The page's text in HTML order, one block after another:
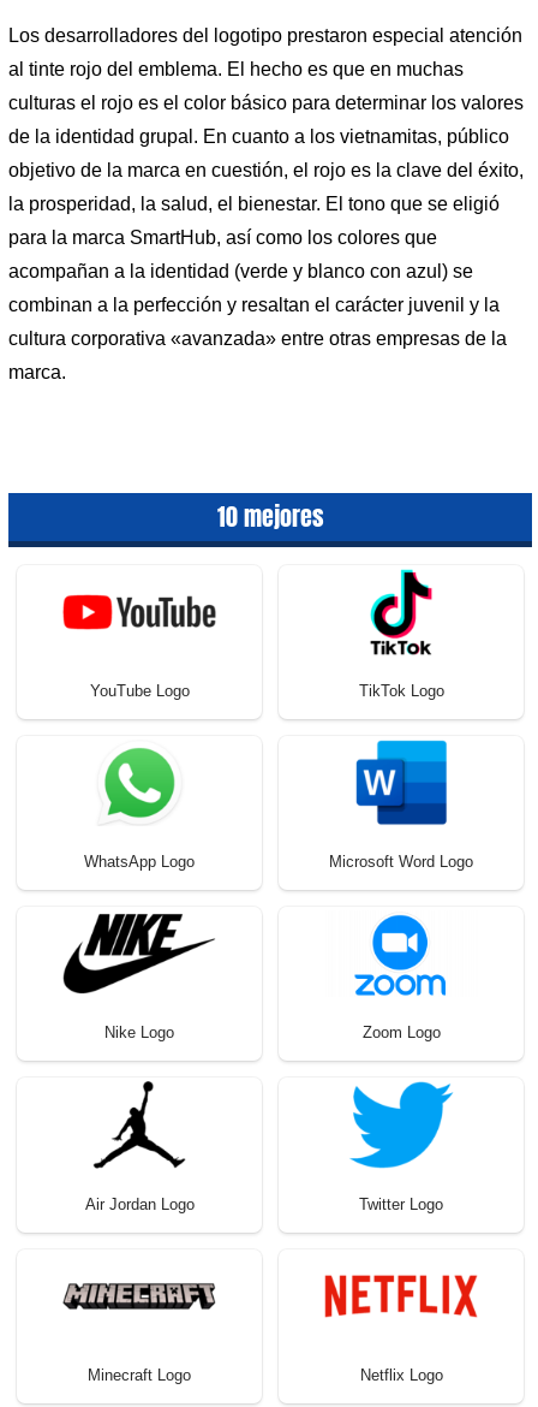
Los desarrolladores del logotipo prestaron especial atención
al tinte rojo del emblema. El hecho es que en muchas
culturas el rojo es el color básico para determinar los valores
de la identidad grupal. En cuanto a los vietnamitas, público
objetivo de la marca en cuestión, el rojo es la clave del éxito,
la prosperidad, la salud, el bienestar. El tono que se eligió
para la marca SmartHub, así como los colores que
acompañan a la identidad (verde y blanco con azul) se
combinan a la perfección y resaltan el carácter juvenil y la
cultura corporativa «avanzada» entre otras empresas de la
marca.
10 mejores
YouTube Logo TikTok Logo
WhatsApp Logo Microsoft Word Logo
Nike Logo Zoom Logo
Air Jordan Logo Twitter Logo
Minecraft Logo Netflix Logo